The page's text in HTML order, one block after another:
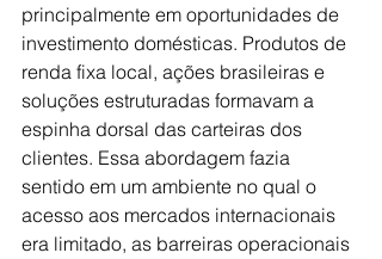
principalmente em oportunidades de
investimento domésticas. Produtos de
renda fixa local, ações brasileiras e
soluções estruturadas formavam a
espinha dorsal das carteiras dos
clientes. Essa abordagem fazia
sentido em um ambiente no qual o
acesso aos mercados internacionais
era limitado, as barreiras operacionais